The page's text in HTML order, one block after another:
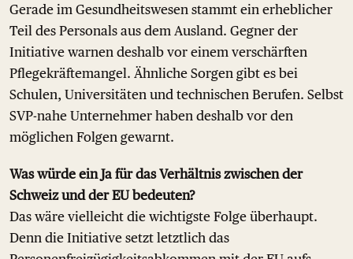
Gerade im Gesundheitswesen stammt ein erheblicher
Teil des Personals aus dem Ausland. Gegner der
Initiative warnen deshalb vor einem verschärften
Pflegekräftemangel. Ähnliche Sorgen gibt es bei
Schulen, Universitäten und technischen Berufen. Selbst
SVP-nahe Unternehmer haben deshalb vor den
möglichen Folgen gewarnt.
Was würde ein Ja für das Verhältnis zwischen der
Schweiz und der EU bedeuten?
Das wäre vielleicht die wichtigste Folge überhaupt.
Denn die Initiative setzt letztlich das